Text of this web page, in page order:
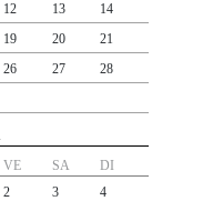
12 13
14
19 20
21
26 27
28
VE SA
DI
2 3
4